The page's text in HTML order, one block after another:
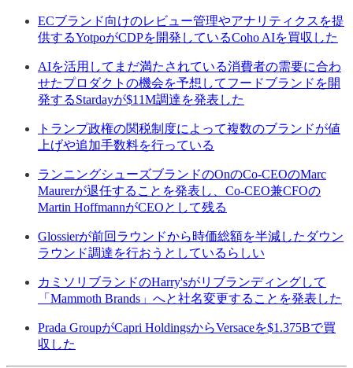
ECブランド向けのレビュー管理やアナリティクスを提
供するYotpoがCDPを開発しているCoho AIを買収した
AIを活用してまだ満たされている消費者の需要に合わ
せたプロダクトの機会を予想してフードブランドを開
発するStardayが$11M調達を発表した
トランプ政権の関税制度によって複数のブランドが値
上げや追加手数料を行っている
ランニングシューズブランドのOnのCo-CEOのMarc
Maurerが退任することを発表し、Co-CEO兼CFOの
Martin HoffmannがCEOとして残る
Glossierが前回ラウンドから時価総額を半減したダウン
ラウンド調達を行おうとしているらしい
カミソリブランドのHarry'sがリブランディングして
「Mammoth Brands」へと社名変更することを発表した
Prada GroupがCapri HoldingsからVersaceを$1.375Bで買
収した